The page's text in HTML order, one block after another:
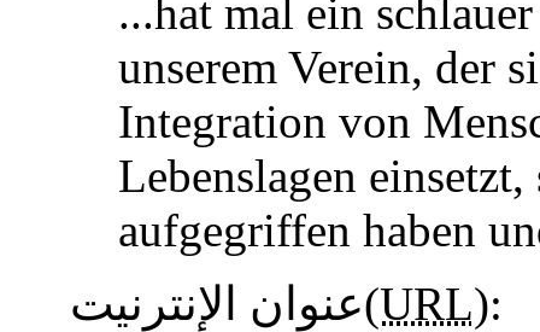
...hat mal ein
unserem Verein, der
Integration von
Lebenslagen
aufgegriffen haben
عنوان الإنترنيت(URL):